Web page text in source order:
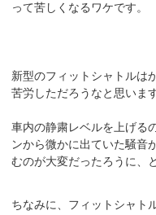
って苦しくなるワケです。
新型のフィットシャトルは
苦労しただろうなと思います
車内の静粛レベルを上げる
ンから微かに出ていた騒音
むのが大変だったろうに、
ちなみに、フィットシャト